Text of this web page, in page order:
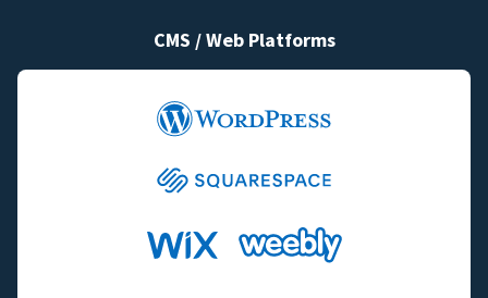
CMS / Web Platforms